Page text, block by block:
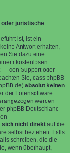
oder juristische
ist, ist ein
Antwort erhalten,
Sie dazu eine
kostenlosen
— den Support oder
Sie, dass phpBB
absolut keinen
der Forensoftware
werden
phpBB Deutschland
sich nicht direkt auf die
selbst beziehen. Falls
schreiben, die die
wenn überhaupt,